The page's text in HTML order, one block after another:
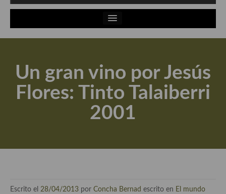
Actualidad y recomendaciones
Apuntes, estudios sobre temas interesantes e importantes
Aceite de Oliva Virgen Extra (AOVE)
Recetas maridadas con los mejores AOVES
Un gran vino por Jesús
Flores: Tinto Talaiberri
2001
Escrito el 28/04/2013 por Concha Bernad escrito en El mundo